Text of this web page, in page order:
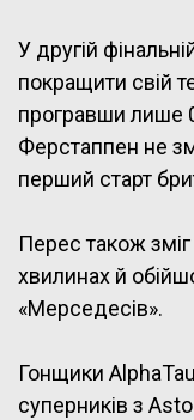
У другій
покращити свій
програвши лише
Ферстаппен не
перший старт
Перес також
хвилинах й
«Мерседесів».
Гонщики
суперників з